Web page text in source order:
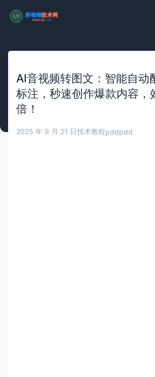
AI音视频转图文：智能自动
标注，秒速创作爆款内容，
倍！
2025 年 9 月 21 日技术教程pddpdd